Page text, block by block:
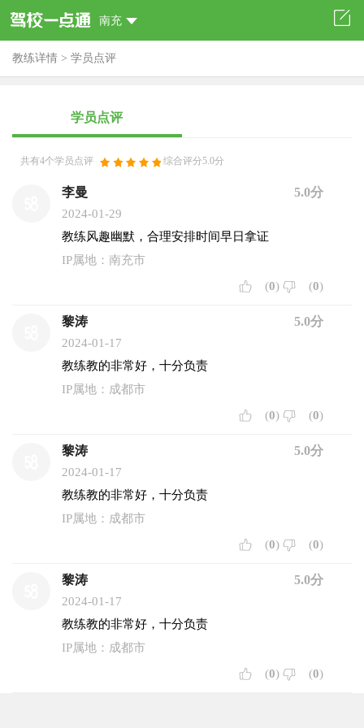
南充
教练详情 > 学员点评
学员点评
共有4个学员点评 综合评分5.0分
李曼 5.0分
2024-01-29
教练风趣幽默，合理安排时间早日拿证
IP属地：南充市
(0) (0)
黎涛 5.0分
2024-01-17
教练教的非常好，十分负责
IP属地：成都市
(0) (0)
黎涛 5.0分
2024-01-17
教练教的非常好，十分负责
IP属地：成都市
(0) (0)
黎涛 5.0分
2024-01-17
教练教的非常好，十分负责
IP属地：成都市
(0) (0)